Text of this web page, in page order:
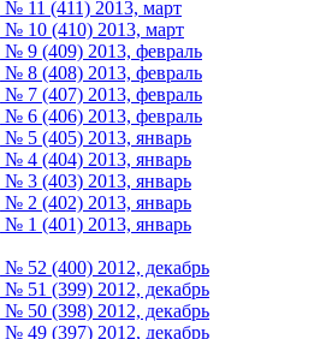
№ 11 (411) 2013, март
№ 10 (410) 2013, март
№ 9 (409) 2013, февраль
№ 8 (408) 2013, февраль
№ 7 (407) 2013, февраль
№ 6 (406) 2013, февраль
№ 5 (405) 2013, январь
№ 4 (404) 2013, январь
№ 3 (403) 2013, январь
№ 2 (402) 2013, январь
№ 1 (401) 2013, январь
№ 52 (400) 2012, декабрь
№ 51 (399) 2012, декабрь
№ 50 (398) 2012, декабрь
№ 49 (397) 2012, декабрь